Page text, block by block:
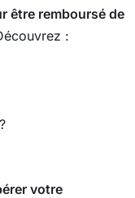
être remboursé de
:
votre